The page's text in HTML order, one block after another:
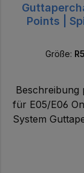
Points |
Größe:
Beschreibung
für E05/E06
System